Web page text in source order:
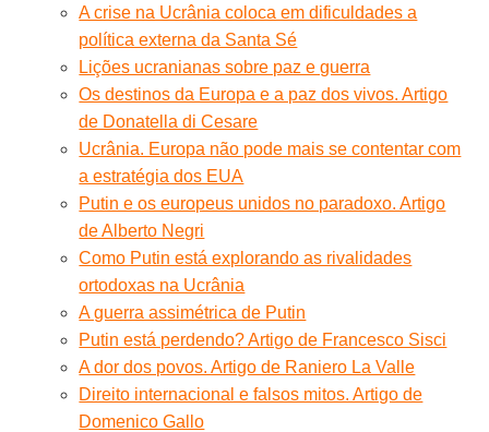
A crise na Ucrânia coloca em dificuldades a
política externa da Santa Sé
Lições ucranianas sobre paz e guerra
Os destinos da Europa e a paz dos vivos. Artigo
de Donatella di Cesare
Ucrânia. Europa não pode mais se contentar com
a estratégia dos EUA
Putin e os europeus unidos no paradoxo. Artigo
de Alberto Negri
Como Putin está explorando as rivalidades
ortodoxas na Ucrânia
A guerra assimétrica de Putin
Putin está perdendo? Artigo de Francesco Sisci
A dor dos povos. Artigo de Raniero La Valle
Direito internacional e falsos mitos. Artigo de
Domenico Gallo